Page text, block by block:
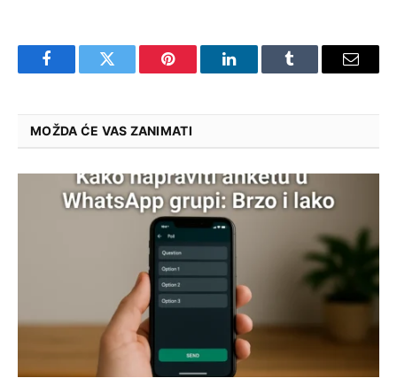
FacebookTwitter Pinterest LinkedInTumblr Email
MOŽDA ĆE VAS ZANIMATI